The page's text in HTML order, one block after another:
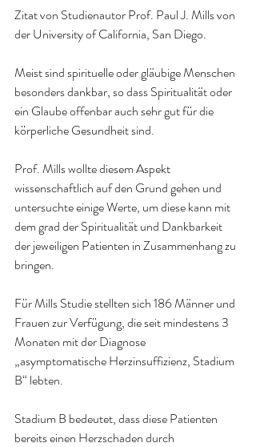
Zitat von Studienautor Prof. Paul J. Mills von
der University of California, San Diego.
Meist sind spirituelle oder gläubige Menschen
besonders dankbar, so dass Spiritualität oder
ein Glaube offenbar auch sehr gut für die
körperliche Gesundheit sind.
Prof. Mills wollte diesem Aspekt
wissenschaftlich auf den Grund gehen und
untersuchte einige Werte, um diese kann mit
dem grad der Spiritualität und Dankbarkeit
der jeweiligen Patienten in Zusammenhang zu
bringen.
Für Mills Studie stellten sich 186 Männer und
Frauen zur Verfügung, die seit mindestens 3
Monaten mit der Diagnose
„asymptomatische Herzinsuffizienz, Stadium
B“ lebten.
Stadium B bedeutet, dass diese Patienten
bereits einen Herzschaden durch